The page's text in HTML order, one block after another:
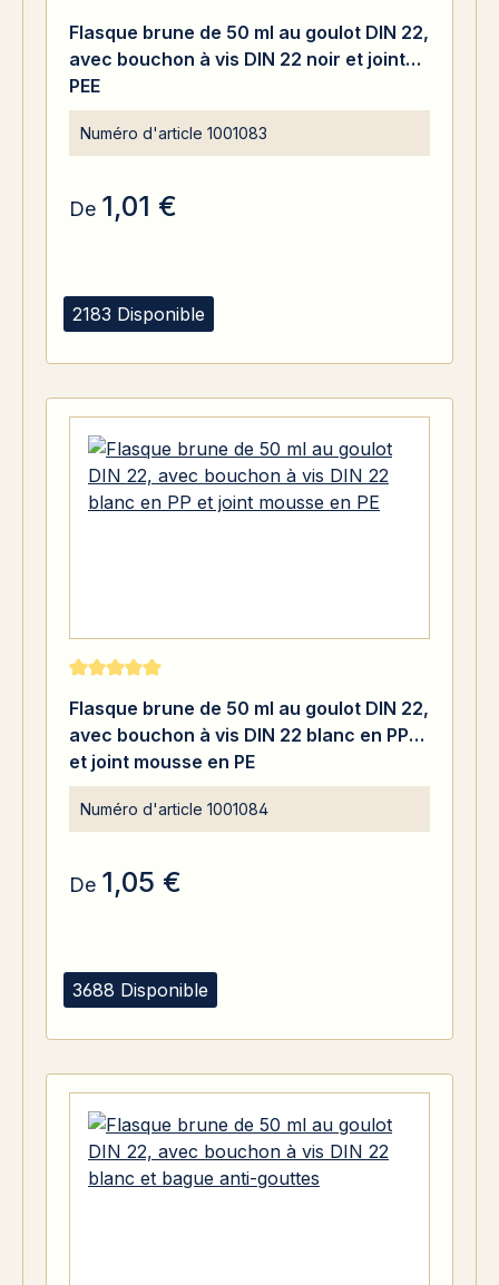
2183 Disponible
Flasque brune de 50 ml au goulot DIN 22,
avec bouchon à vis DIN 22 noir et joint
PEE
Numéro d'article 1001083
De 1,01 €
3688 Disponible
Flasque brune de 50 ml au goulot DIN 22,
avec bouchon à vis DIN 22 blanc en PP
et joint mousse en PE
Numéro d'article 1001084
De 1,05 €